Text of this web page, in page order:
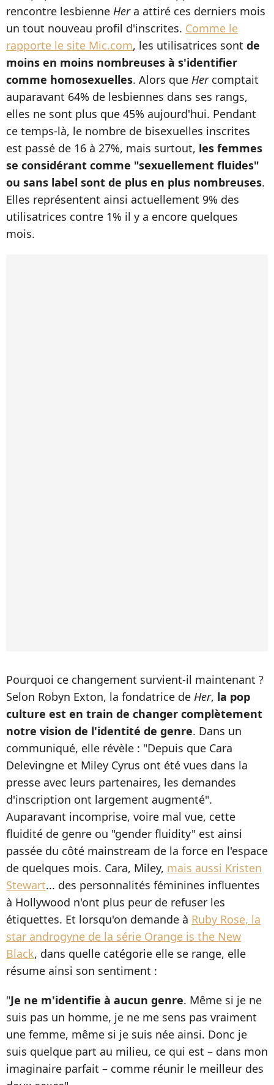
rencontre lesbienne Hera attiré ces derniers mois
un tout nouveau profil d'inscrites. Comme le
rapporte le site Mic.com, les utilisatrices sont de
moins en moins nombreuses à s'identifier
comme homosexuelles. Alors que Hercomptait
auparavant 64% de lesbiennes dans ses rangs,
elles ne sont plus que 45% aujourd'hui. Pendant
ce temps-là, le nombre de bisexuelles inscrites
est passé de 16 à 27%, mais surtout, les femmes
se considérant comme "sexuellement fluides"
ou sans label sont de plus en plus nombreuses.
Elles représentent ainsi actuellement 9% des
utilisatrices contre 1% il y a encore quelques
mois.
Pourquoi ce changement survient-il maintenant ?
Selon Robyn Exton, la fondatrice de Her, la pop
culture est en train de changer complètement
notre vision de l'identité de genre. Dans un
communiqué, elle révèle : "Depuis que Cara
Delevingne et Miley Cyrus ont été vues dans la
presse avec leurs partenaires, les demandes
d'inscription ont largement augmenté".
Auparavant incomprise, voire mal vue, cette
fluidité de genre ou "gender fluidity" est ainsi
passée du côté mainstream de la force en l'espace
de quelques mois. Cara, Miley, mais aussi Kristen
Stewart... des personnalités féminines influentes
à Hollywood n'ont plus peur de refuser les
étiquettes. Et lorsqu'on demande à Ruby Rose, la
star androgyne de la série Orange is the New
Black, dans quelle catégorie elle se range, elle
résume ainsi son sentiment :
"Je ne m'identifie à aucun genre. Même si je ne
suis pas un homme, je ne me sens pas vraiment
une femme, même si je suis née ainsi. Donc je
suis quelque part au milieu, ce qui est – dans mon
imaginaire parfait – comme réunir le meilleur des